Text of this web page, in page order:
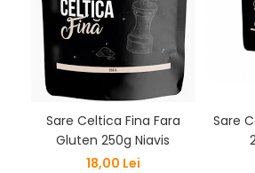
Sare Celtica Fina Fara
Gluten 250g Niavis
18,00 Lei
Sare